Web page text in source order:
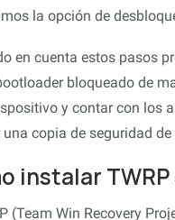
la opción de
en cuenta estos pasos
bloqueado de
y contar con los
una copia de seguridad
instalar
(Team Win Recovery